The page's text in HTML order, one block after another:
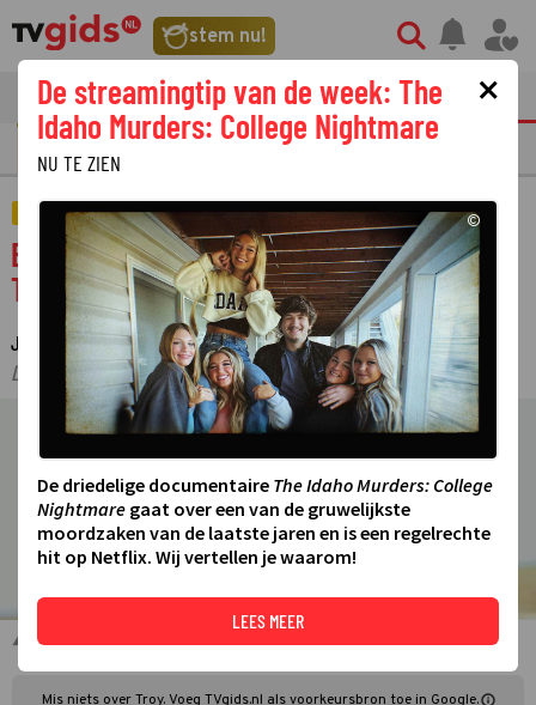
stem nu!
tvgids streaming nieuws
Brad Pitt verovert Troje in actiespektakel
Troy
JUDITH REGELING ·13 JULI 2023 17:45·
LAATSTE UPDATE:14-07-23 11:22
Brad Pitt als Achilles in Troy
Mis niets over Troy. Voeg TVgids.nl als voorkeursbron toe in Google.
×
De streamingtip van de week: The
Idaho Murders: College Nightmare
NU TE ZIEN
©
De driedelige documentaire The Idaho Murders: College
Nightmare gaat over een van de gruwelijkste
moordzaken van de laatste jaren en is een regelrechte
hit op Netflix. Wij vertellen je waarom!
LEES MEER